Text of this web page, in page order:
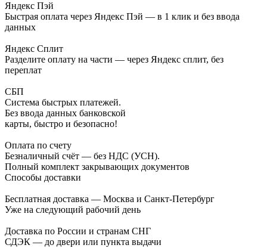
Яндекс Пэй
Быстрая оплата через Яндекс Пэй — в 1 клик и без ввода
данных
Яндекс Сплит
Разделите оплату на части — через Яндекс сплит, без
переплат
СБП
Система быстрых платежей.
Без ввода данных банковской
карты, быстро и безопасно!
Оплата по счету
Безналичный счёт — без НДС (УСН).
Полный комплект закрывающих документов
Способы доставки
Бесплатная доставка — Москва и Санкт-Петербург
Уже на следующий рабочий день
Доставка по России и странам СНГ
СДЭК — до двери или пункта выдачи